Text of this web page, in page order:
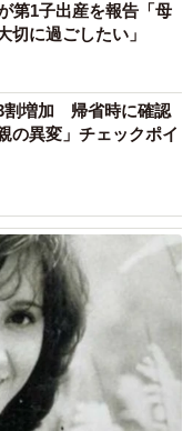
第1子出産を報告「母
に過ごしたい」
割増加 帰省時に確認
の異変」チェックポイ